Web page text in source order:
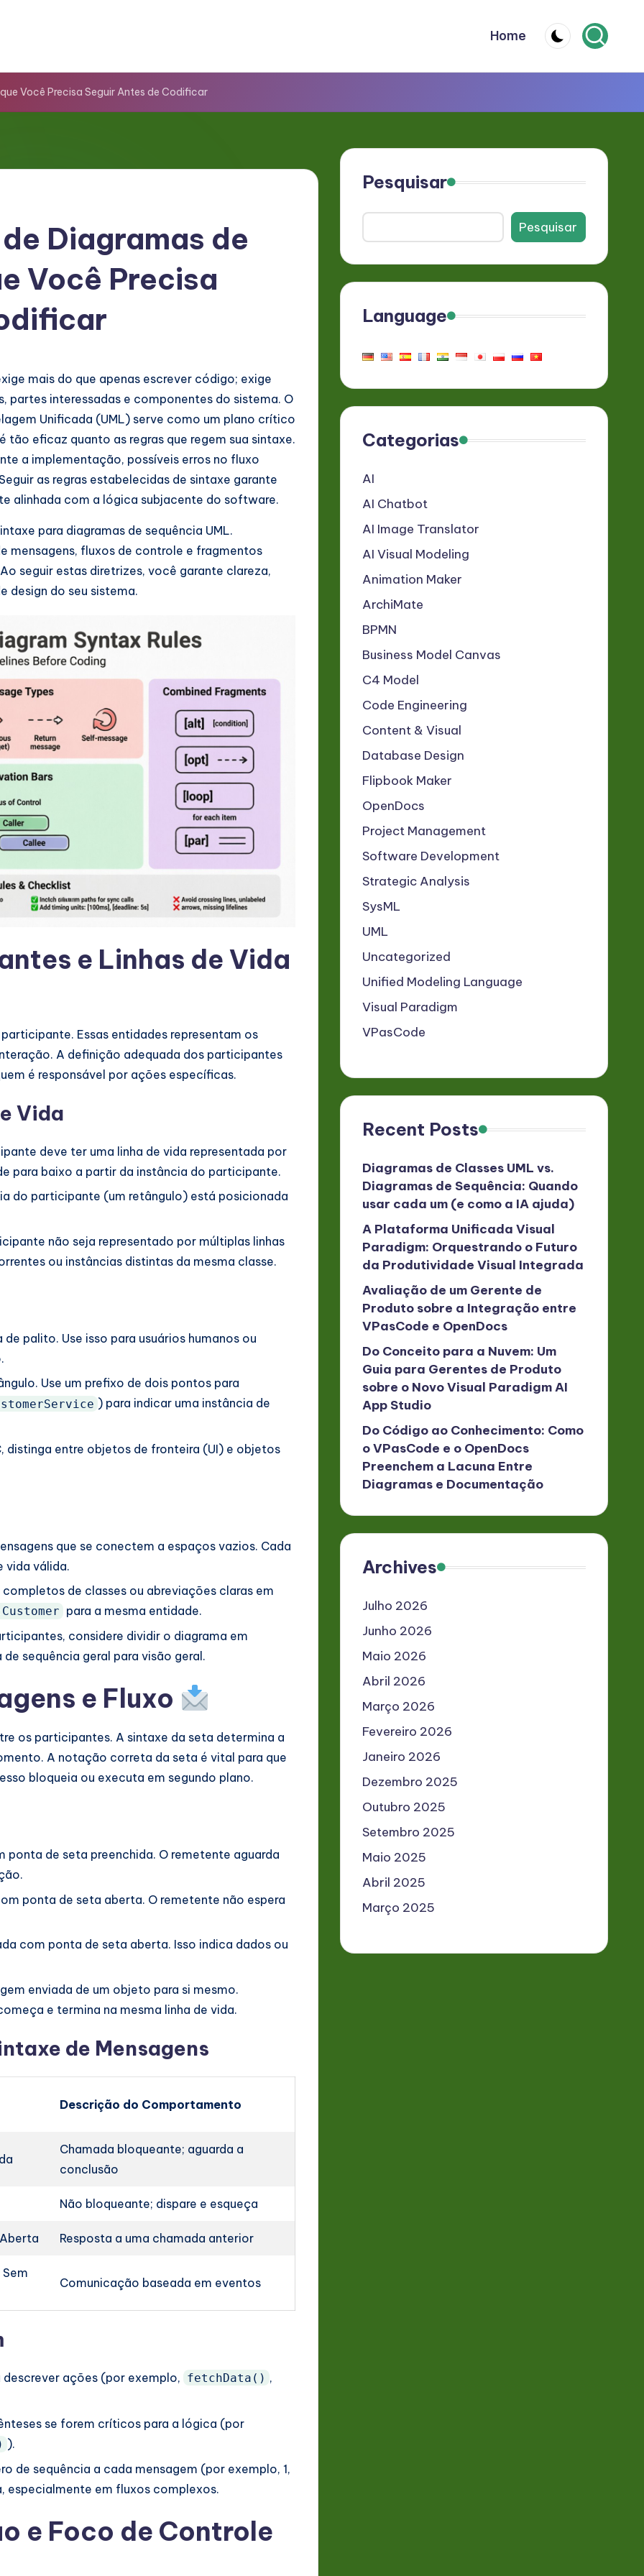
Home
Você Precisa Seguir Antes de Codificar
Diagramas de
Você Precisa
mais do que apenas escrever código; exige
partes interessadas e componentes do sistema. O
Unificada (UML) serve como um plano crítico
tão eficaz quanto as regras que regem sua sintaxe.
a implementação, possíveis erros no fluxo
as regras estabelecidas de sintaxe garante
alinhada com a lógica subjacente do software.
para diagramas de sequência UML.
mensagens, fluxos de controle e fragmentos
seguir estas diretrizes, você garante clareza,
design do seu sistema.
e Linhas de Vida
Essas entidades representam os
A definição adequada dos participantes
é responsável por ações específicas.
Vida
deve ter uma linha de vida representada por
para baixo a partir da instância do participante.
do participante (um retângulo) está posicionada
não seja representado por múltiplas linhas
ou instâncias distintas da mesma classe.
palito. Use isso para usuários humanos ou
Use um prefixo de dois pontos para
) para indicar uma instância de
distinga entre objetos de fronteira (UI) e objetos
que se conectem a espaços vazios. Cada
vida válida.
completos de classes ou abreviações claras em
para a mesma entidade.
considere dividir o diagrama em
sequência geral para visão geral.
e Fluxo
os participantes. A sintaxe da seta determina a
A notação correta da seta é vital para que
bloqueia ou executa em segundo plano.
ponta de seta preenchida. O remetente aguarda
ponta de seta aberta. O remetente não espera
com ponta de seta aberta. Isso indica dados ou
enviada de um objeto para si mesmo.
e termina na mesma linha de vida.
de Mensagens
Descrição do Comportamento
Chamada bloqueante; aguarda a
conclusão
Não bloqueante; dispare e esqueça
Resposta a uma chamada anterior
Comunicação baseada em eventos
descrever ações (por exemplo, fetchData() ,
se forem críticos para a lógica (por
).
de sequência a cada mensagem (por exemplo, 1,
especialmente em fluxos complexos.
e Foco de Controle
Pesquisar
Pesquisar
Language
Categorias
AI
AI Chatbot
AI Image Translator
AI Visual Modeling
Animation Maker
ArchiMate
BPMN
Business Model Canvas
C4 Model
Code Engineering
Content & Visual
Database Design
Flipbook Maker
OpenDocs
Project Management
Software Development
Strategic Analysis
SysML
UML
Uncategorized
Unified Modeling Language
Visual Paradigm
VPasCode
Recent Posts
Diagramas de Classes UML vs.
Diagramas de Sequência: Quando
usar cada um (e como a IA ajuda)
A Plataforma Unificada Visual
Paradigm: Orquestrando o Futuro
da Produtividade Visual Integrada
Avaliação de um Gerente de
Produto sobre a Integração entre
VPasCode e OpenDocs
Do Conceito para a Nuvem: Um
Guia para Gerentes de Produto
sobre o Novo Visual Paradigm AI
App Studio
Do Código ao Conhecimento: Como
o VPasCode e o OpenDocs
Preenchem a Lacuna Entre
Diagramas e Documentação
Archives
Julho 2026
Junho 2026
Maio 2026
Abril 2026
Março 2026
Fevereiro 2026
Janeiro 2026
Dezembro 2025
Outubro 2025
Setembro 2025
Maio 2025
Abril 2025
Março 2025